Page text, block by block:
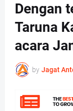
Dengan
Taruna
acara
by Jagat